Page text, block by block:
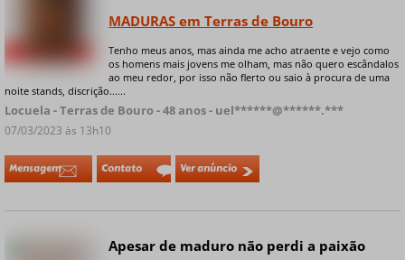
MADURAS em Terras de Bouro
Tenho meus anos, mas ainda me acho atraente e vejo como
os homens mais jovens me olham, mas não quero escândalos
ao meu redor, por isso não flerto ou saio à procura de uma
noite stands, discrição......
Locuela - Terras de Bouro - 48 anos - uel******@******.***
07/03/2023 às 13h10
Mensagem Contato Ver anúncio
Apesar de maduro não perdi a paixão